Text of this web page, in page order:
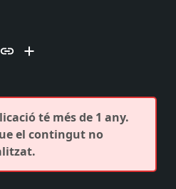
té més de 1 any.
el contingut no